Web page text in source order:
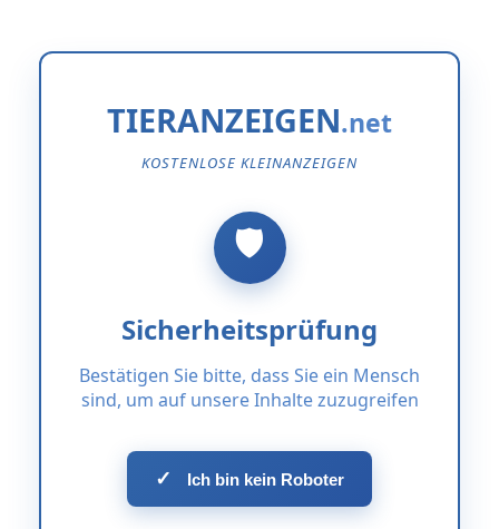
TIERANZEIGEN
KOSTENLOSE KLEINANZEIGEN
Sicherheitsprüfung
Bestätigen Sie bitte, dass Sie ein Mensch
sind, um auf unsere Inhalte zuzugreifen
✓ Ich bin kein Roboter